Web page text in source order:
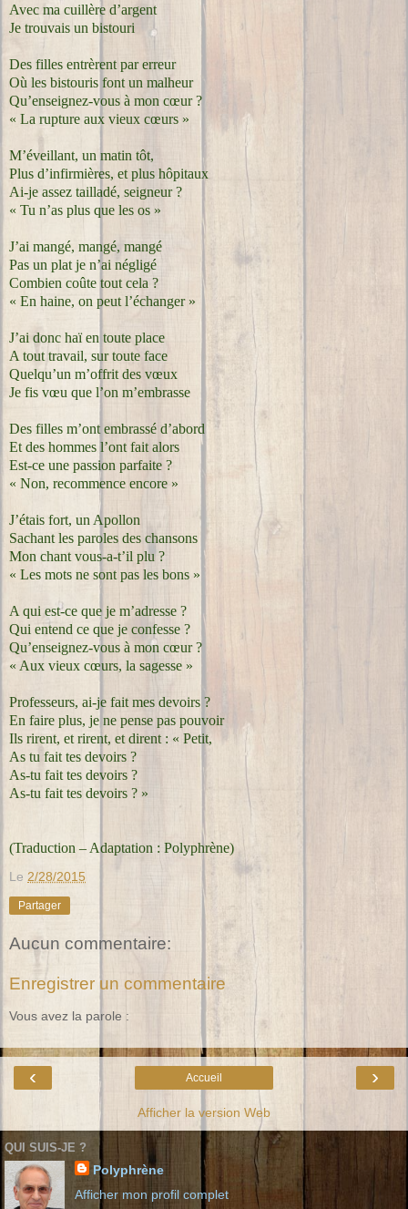
Avec ma cuillère d’argent
Je trouvais un bistouri
Des filles entrèrent par erreur
Où les bistouris font un malheur
Qu’enseignez-vous à mon cœur ?
« La rupture aux vieux cœurs »
M’éveillant, un matin tôt,
Plus d’infirmières, et plus hôpitaux
Ai-je assez tailladé, seigneur ?
« Tu n’as plus que les os »
J’ai mangé, mangé, mangé
Pas un plat je n’ai négligé
Combien coûte tout cela ?
« En haine, on peut l’échanger »
J’ai donc haï en toute place
A tout travail, sur toute face
Quelqu’un m’offrit des vœux
Je fis vœu que l’on m’embrasse
Des filles m’ont embrassé d’abord
Et des hommes l’ont fait alors
Est-ce une passion parfaite ?
« Non, recommence encore »
J’étais fort, un Apollon
Sachant les paroles des chansons
Mon chant vous-a-t’il plu ?
« Les mots ne sont pas les bons »
A qui est-ce que je m’adresse ?
Qui entend ce que je confesse ?
Qu’enseignez-vous à mon cœur ?
« Aux vieux cœurs, la sagesse »
Professeurs, ai-je fait mes devoirs ?
En faire plus, je ne pense pas pouvoir
Ils rirent, et rirent, et dirent : « Petit,
As tu fait tes devoirs ?
As-tu fait tes devoirs ?
As-tu fait tes devoirs ? »
(Traduction – Adaptation : Polyphrène)
Le 2/28/2015
Partager
Aucun commentaire:
Enregistrer un commentaire
Vous avez la parole :
‹ ›
Accueil
Afficher la version Web
QUI SUIS-JE ?
Polyphrène
Afficher mon profil complet